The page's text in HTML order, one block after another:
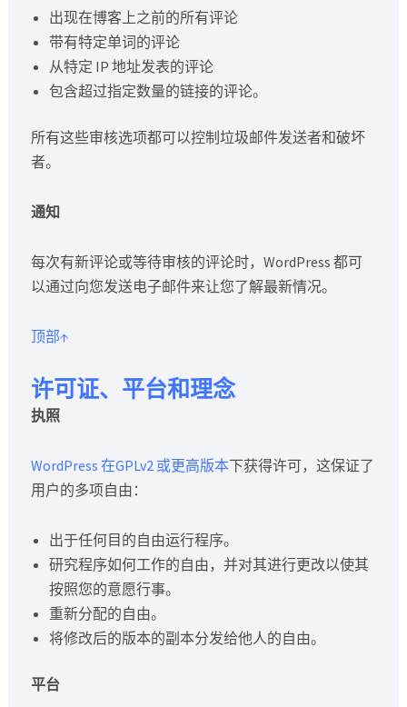
出现在博客上之前的所有评论
带有特定单词的评论
从特定 IP 地址发表的评论
包含超过指定数量的链接的评论。
所有这些审核选项都可以控制垃圾邮件发送者和破坏
者。
通知
每次有新评论或等待审核的评论时，WordPress 都可
以通过向您发送电子邮件来让您了解最新情况。
顶部↑
许可证、平台和理念
执照
WordPress 在GPLv2 或更高版本下获得许可，这保证了
用户的多项自由：
出于任何目的自由运行程序。
研究程序如何工作的自由，并对其进行更改以使其
按照您的意愿行事。
重新分配的自由。
将修改后的版本的副本分发给他人的自由。
平台